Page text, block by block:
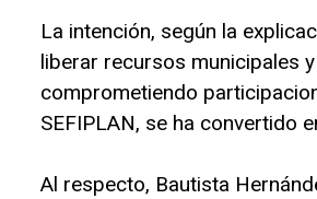
La intención, según la
liberar recursos municipales
comprometiendo
SEFIPLAN, se ha convertido
Al respecto, Bautista